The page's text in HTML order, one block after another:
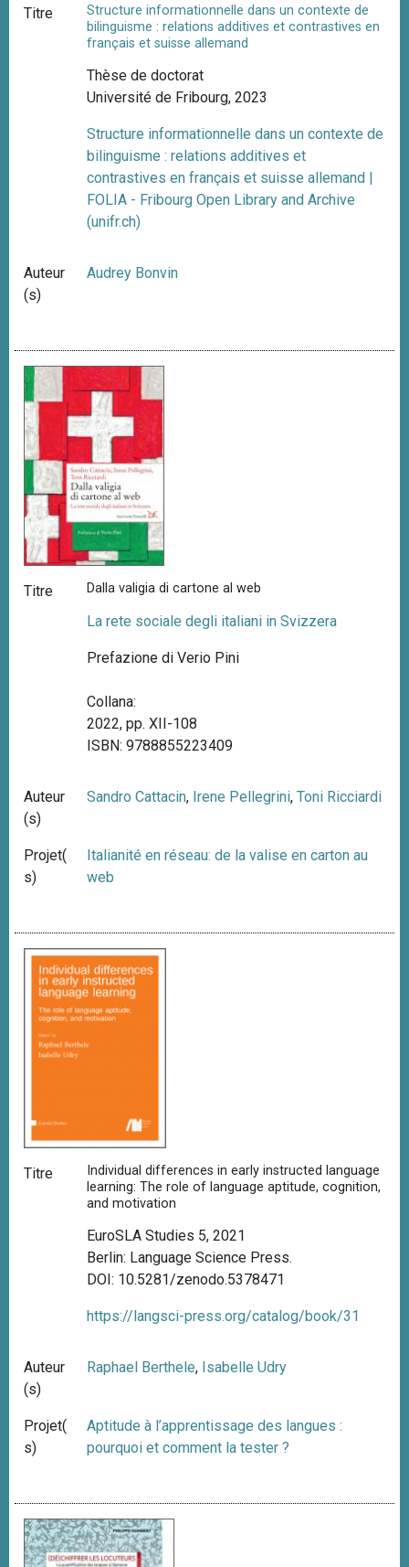
Titre
Structure informationnelle dans un contexte de
bilinguisme : relations additives et contrastives en
français et suisse allemand
Thèse de doctorat
Université de Fribourg, 2023
Structure informationnelle dans un contexte de
bilinguisme : relations additives et
contrastives en français et suisse allemand |
FOLIA - Fribourg Open Library and Archive
(unifr.ch)
Auteur
(s)
Audrey Bonvin
Titre Dalla valigia di cartone al web
La rete sociale degli italiani in Svizzera
Prefazione di Verio Pini
Collana:
2022, pp. XII-108
ISBN: 9788855223409
Auteur
(s)
Sandro Cattacin, Irene Pellegrini,Toni Ricciardi
Projet(
s)
Italianité en réseau: de la valise en carton au
web
Titre
Individual differences in early instructed language
learning: The role of language aptitude, cognition,
and motivation
EuroSLA Studies 5, 2021
Berlin: Language Science Press.
DOI: 10.5281/zenodo.5378471
https://langsci-press.org/catalog/book/31
Auteur
(s)
Raphael Berthele, Isabelle Udry
Projet(
s)
Aptitude à l’apprentissage des langues :
pourquoi et comment la tester ?